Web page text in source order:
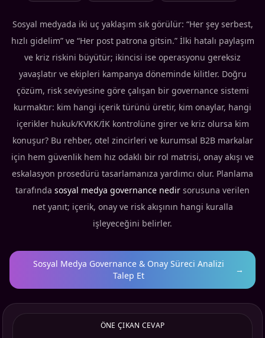
Sosyal medyada iki uç yaklaşım sık görülür: “Her şey serbest,
hızlı gidelim” ve “Her post patrona gitsin.” İlki hatalı paylaşım
ve kriz riskini büyütür; ikincisi ise operasyonu gereksiz
yavaşlatır ve ekipleri kampanya döneminde kilitler. Doğru
çözüm, risk seviyesine göre çalışan bir governance sistemi
kurmaktır: kim hangi içerik türünü üretir, kim onaylar, hangi
içerikler hukuk/KVKK/İK kontrolüne girer ve kriz olursa kim
konuşur? Bu rehber, otel zincirleri ve kurumsal B2B markalar
için hem güvenlik hem hız odaklı bir rol matrisi, onay akışı ve
eskalasyon prosedürü tasarlamanıza yardımcı olur. Planlama
tarafında sosyal medya governance nedir sorusuna verilen
net yanıt; içerik, onay ve risk akışının hangi kuralla
işleyeceğini belirler.
Sosyal Medya Governance & Onay Süreci Analizi
Talep Et
→
ÖNE ÇIKAN CEVAP